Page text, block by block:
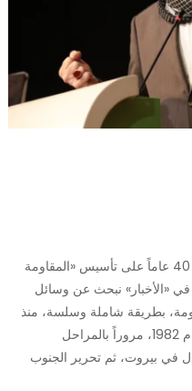
قبل ثلاثة أعوام، وفي أجواء ذكرى مرور 40 عاماً على تأسيس «المقاومة
في «الأخبار» نبحث عن وسائل
بطريقة شاملة وسلسة، منذ
نشأتها عقب الاجتياح الإسرائيلي للبنان عام 1982، مروراً بالمراحل
في بيروت، ثم تحرير الجنوب